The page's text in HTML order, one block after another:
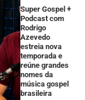
Super Gospel +
Podcast com
Rodrigo
Azevedo
estreia nova
temporada e
reúne grandes
nomes da
música gospel
brasileira